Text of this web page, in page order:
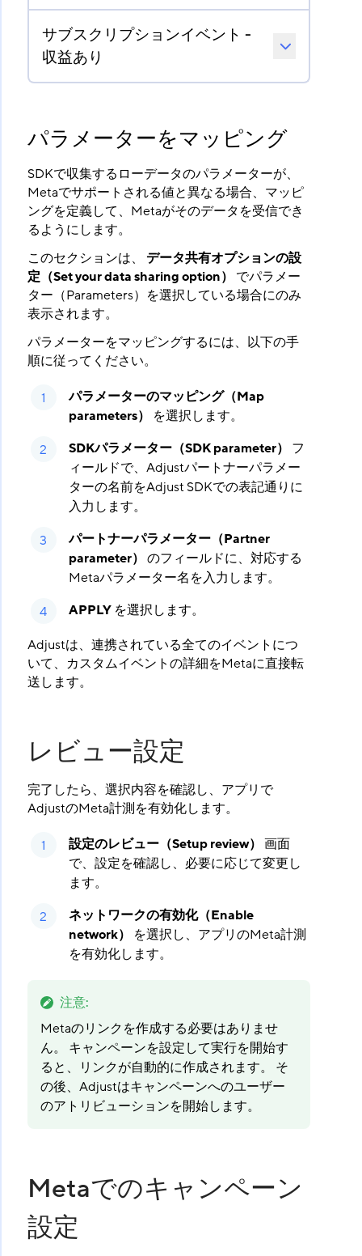
サブスクリプションイベント -
収益あり
パラメーターをマッピング
SDKで収集するローデータのパラメーターが、
Metaでサポートされる値と異なる場合、マッピ
ングを定義して、Metaがそのデータを受信でき
るようにします。
このセクションは、 データ共有オプションの設
定（Set your data sharing option） ​ でパラメー
ター（Parameters）を選択している場合にのみ
表示されます。
パラメーターをマッピングするには、以下の手
順に従ってください。
パラメーターのマッピング（Map
parameters）
​ を選択します。
SDKパラメーター（SDK parameter） ​ フ
ィールドで、Adjustパートナーパラメー
ターの名前をAdjust SDKでの表記通りに
入力します。
パートナーパラメーター（Partner
parameter） ​ のフィールドに、対応する
Metaパラメーター名を入力します。
APPLY​ を選択します。
Adjustは、連携されている全てのイベントにつ
いて、カスタムイベントの詳細をMetaに直接転
送します。
レビュー設定
完了したら、選択内容を確認し、アプリで
AdjustのMeta計測を有効化します。
設定のレビュー（Setup review） ​ 画面
で、設定を確認し、必要に応じて変更し
ます。
ネットワークの有効化（Enable
network）
​ を選択し、アプリのMeta計測
を有効化します。
注意:
Metaのリンクを作成する必要はありませ
ん。 キャンペーンを設定して実行を開始す
ると、リンクが自動的に作成されます。 そ
の後、Adjustはキャンペーンへのユーザー
のアトリビューションを開始します。
Metaでのキャンペーン
設定